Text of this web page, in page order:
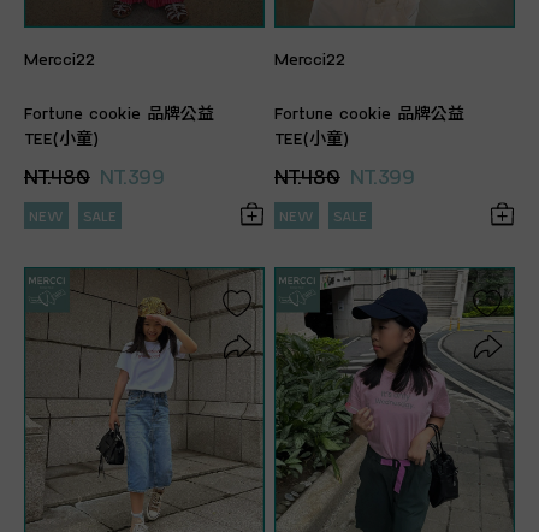
Mercci22
Fortune cookie 品牌公益
TEE(小童)
NT.480 NT.399
NEW SALE
Mercci22
Fortune cookie 品牌公益
TEE(小童)
NT.480 NT.399
NEW SALE